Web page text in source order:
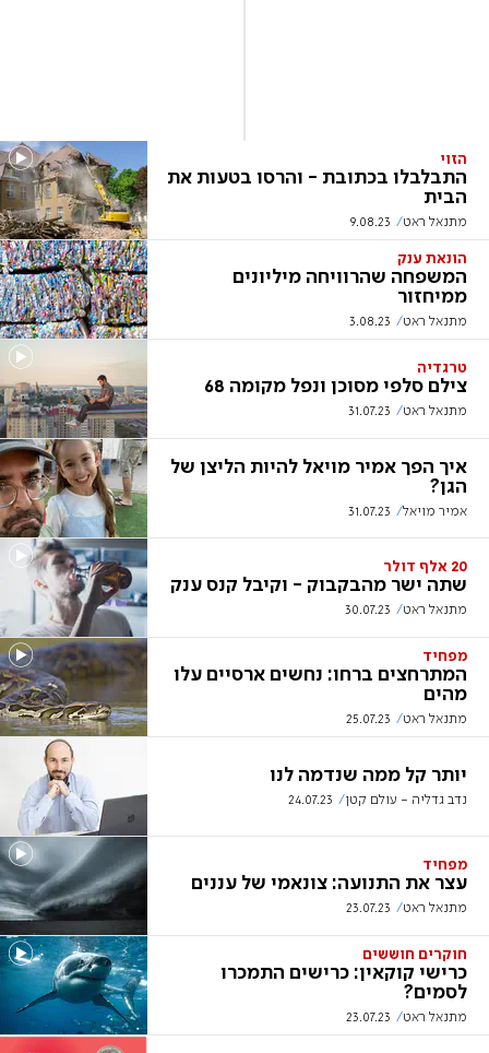
הזוי
התבלבלו בכתובת - והרסו בטעות את
הבית
מתנאל ראט 9.08.23
הונאת ענק
המשפחה שהרוויחה מיליונים
ממיחזור
מתנאל ראט 3.08.23
טרגדיה
צילם סלפי מסוכן ונפל מקומה 68
מתנאל ראט 31.07.23
איך הפך אמיר מויאל להיות הליצן של
הגן?
אמיר מויאל 31.07.23
20 אלף דולר
שתה ישר מהבקבוק - וקיבל קנס ענק
מתנאל ראט 30.07.23
מפחיד
המתרחצים ברחו: נחשים ארסיים עלו
מהים
מתנאל ראט 25.07.23
יותר קל ממה שנדמה לנו
נדב גדליה - עולם קטן 24.07.23
מפחיד
עצר את התנועה: צונאמי של עננים
מתנאל ראט 23.07.23
חוקרים חוששים
כרישי קוקאין: כרישים התמכרו
לסמים?
מתנאל ראט 23.07.23